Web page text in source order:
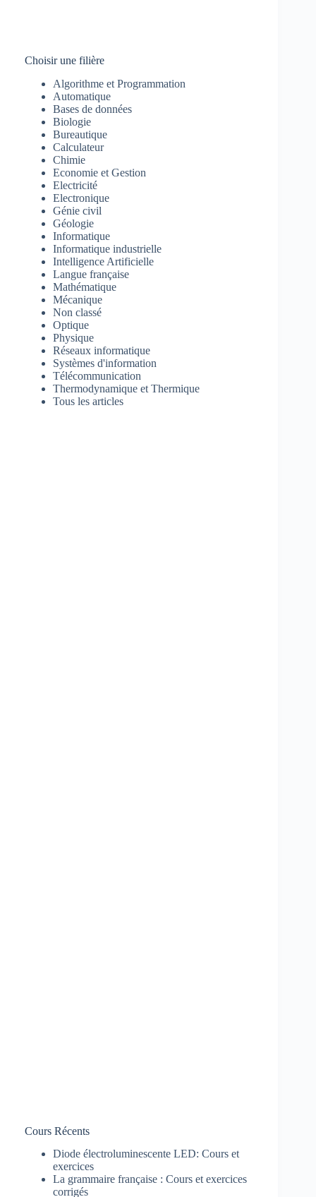
Choisir une filière
Algorithme et Programmation
Automatique
Bases de données
Biologie
Bureautique
Calculateur
Chimie
Economie et Gestion
Electricité
Electronique
Génie civil
Géologie
Informatique
Informatique industrielle
Intelligence Artificielle
Langue française
Mathématique
Mécanique
Non classé
Optique
Physique
Réseaux informatique
Systèmes d'information
Télécommunication
Thermodynamique et Thermique
Tous les articles
Cours Récents
Diode électroluminescente LED: Cours et
exercices
La grammaire française : Cours et exercices
corrigés